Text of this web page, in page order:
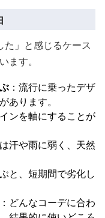
た」と感じるケース
ます。
：流行に乗ったデザ
あります。
ンを軸にすることが
汗や雨に弱く、天然
と、短期間で劣化し
：どんなコーデに合わ